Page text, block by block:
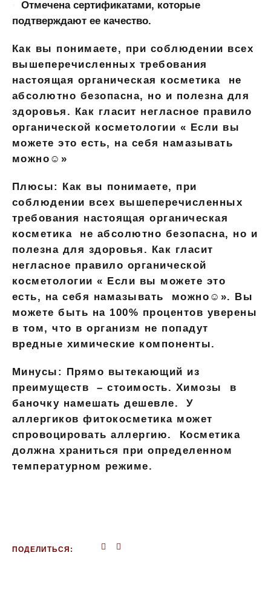
Отмечена сертификатами, которые
подтверждают ее качество.
Как вы понимаете, при соблюдении всех
вышеперечисленных требования
настоящая органическая косметика не
абсолютно безопасна, но и полезна для
здоровья. Как гласит негласное правило
органической косметологии « Если вы
можете это есть, на себя намазывать
можно☺»
Плюсы:
Как вы понимаете, при
соблюдении всех вышеперечисленных
требования настоящая органическая
косметика не абсолютно безопасна, но и
полезна для здоровья. Как гласит
негласное правило органической
косметологии « Если вы можете это
есть, на себя намазывать можно☺». Вы
можете быть на 100% процентов уверены
в том, что в организм не попадут
вредные химические компоненты.
Минусы:
Прямо вытекающий из
преимуществ – стоимость. Химозы в
баночку намешать дешевле. У
аллергиков фитокосметика может
спровоцировать аллергию. Косметика
должна храниться при определенном
температурном режиме.
ПОДЕЛИТЬСЯ: